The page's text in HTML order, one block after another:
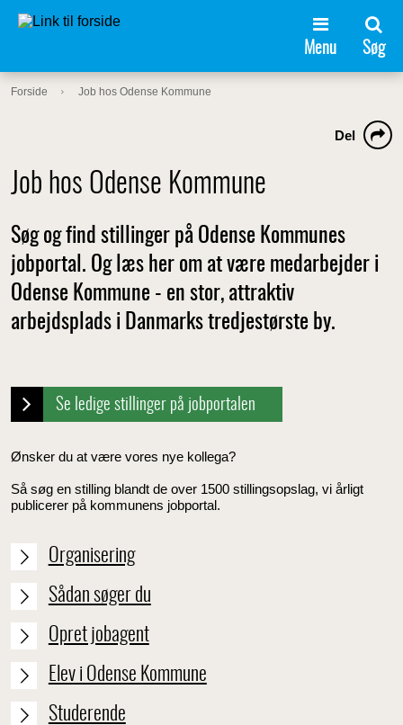
Menu Søg
Forside Job hos Odense Kommune
Job hos Odense Kommune
Del
Søg og find stillinger på Odense Kommunes
jobportal. Og læs her om at være medarbejder i
Odense Kommune - en stor, attraktiv
arbejdsplads i Danmarks tredjestørste by.
Se ledige stillinger på jobportalen
Ønsker du at være vores nye kollega?
Så søg en stilling blandt de over 1500 stillingsopslag, vi årligt
publicerer på kommunens jobportal.
Organisering
Sådan søger du
Opret jobagent
Elev i Odense Kommune
Studerende